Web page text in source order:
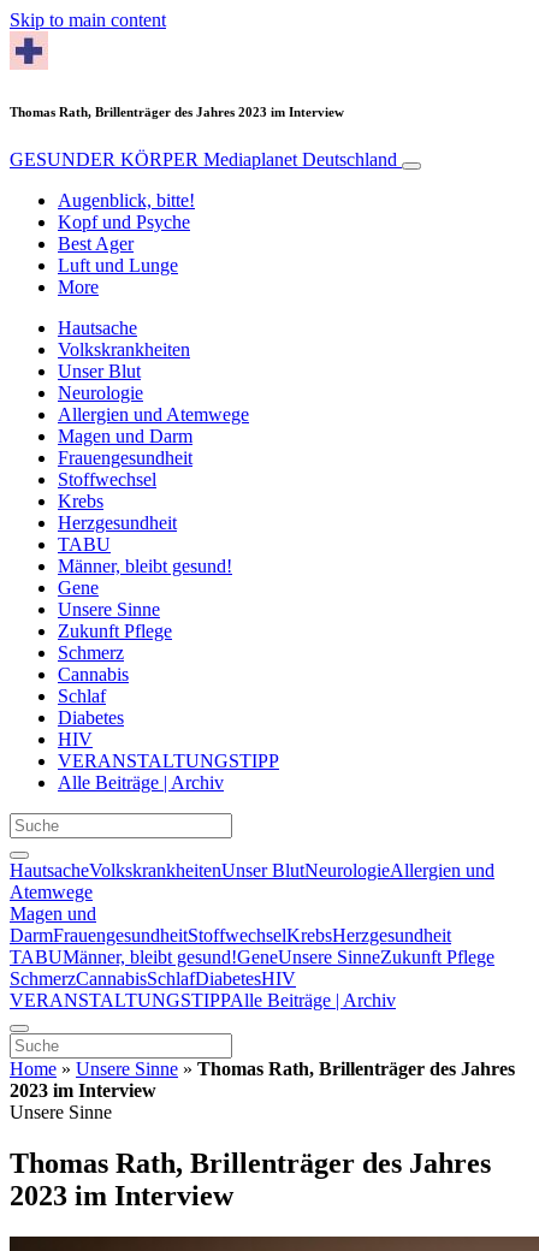
Skip to main content
Thomas Rath, Brillenträger des Jahres 2023 im Interview
GESUNDER KÖRPER Mediaplanet Deutschland
Augenblick, bitte!
Kopf und Psyche
Best Ager
Luft und Lunge
More
Hautsache
Volkskrankheiten
Unser Blut
Neurologie
Allergien und Atemwege
Magen und Darm
Frauengesundheit
Stoffwechsel
Krebs
Herzgesundheit
TABU
Männer, bleibt gesund!
Gene
Unsere Sinne
Zukunft Pflege
Schmerz
Cannabis
Schlaf
Diabetes
HIV
VERANSTALTUNGSTIPP
Alle Beiträge | Archiv
HautsacheVolkskrankheitenUnser BlutNeurologieAllergien und
Atemwege
Magen und
DarmFrauengesundheitStoffwechselKrebsHerzgesundheit
TABUMänner, bleibt gesund!GeneUnsere SinneZukunft Pflege
SchmerzCannabisSchlafDiabetesHIV
VERANSTALTUNGSTIPPAlle Beiträge | Archiv
Home » Unsere Sinne » Thomas Rath, Brillenträger des Jahres
2023 im Interview
Unsere Sinne
Thomas Rath, Brillenträger des Jahres
2023 im Interview